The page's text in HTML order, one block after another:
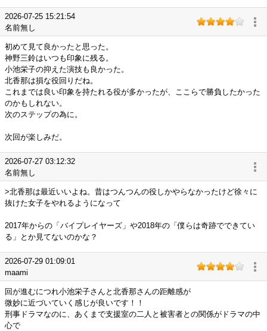
2026-07-25 15:21:54
名前無し
初めて見て良かったと思った。
神野三鈴はいつも印象に残る。
小池栄子の抑えた演技も良かった。
北香那は損な役回りだね。
これまでは良い印象を持たれる役が多かったが、ここらで勝負したかった
のかもしれない。
次のステップの為に。
次回が楽しみだ。
2026-07-27 03:12:32
名前無し
>北香那は最近いいよね。昔はつんつんの役しかやらなかったけど徐々に
抜けた女子をやれるようになって
2017年からの「バイプレイヤーズ」や2018年の「僕らは奇跡でできてい
る」とか見てないのかな？
2026-07-29 01:09:01
maami
回が進むにつれ小池栄子さんと北香那さんの距離感が
微妙に近づいていく感じが良いです！！
刑事ドラマなのに、あくまで支援室の二人と被害者との関係がドラマの中
心で